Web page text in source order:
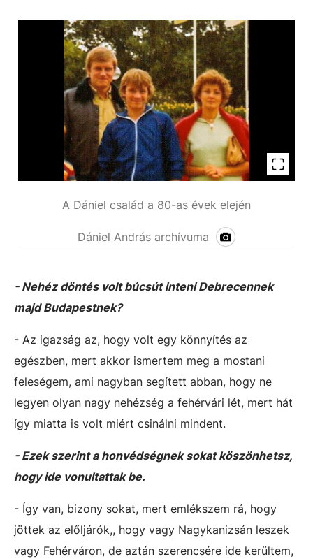
A Dániel család a 80-as évek elején
Dániel András archívuma
- Nehéz döntés volt búcsút inteni Debrecennek
majd Budapestnek?
- Az igazság az, hogy volt egy könnyítés az
egészben, mert akkor ismertem meg a mostani
feleségem, ami nagyban segített abban, hogy ne
legyen olyan nagy nehézség a fehérvári lét, mert hát
így miatta is volt miért csinálni mindent.
- Ezek szerint a honvédségnek sokat köszönhetsz,
hogy ide vonultattak be.
- Így van, bizony sokat, mert emlékszem rá, hogy
jöttek az előljárók,, hogy vagy Nagykanizsán leszek
vagy Fehérváron, de aztán szerencsére ide kerültem,